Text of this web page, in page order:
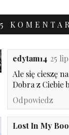
5
edytam14 25
Ale się cieszę
Dobra z Ciebie
Odpowiedz
Lost In My